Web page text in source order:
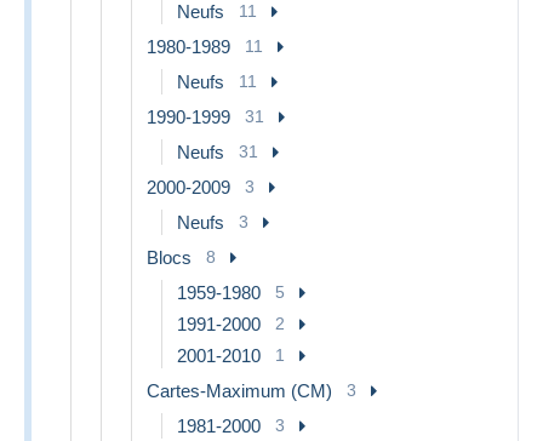
Neufs 11
1980-1989 11
Neufs 11
1990-1999 31
Neufs 31
2000-2009 3
Neufs 3
Blocs 8
1959-1980 5
1991-2000 2
2001-2010 1
Cartes-Maximum (CM) 3
1981-2000 3